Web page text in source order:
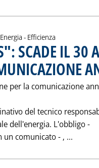
- Efficienza
SCADE IL 30
per la comunicazione
del tecnico
dell'energia. L'obbligo -
comunicato - ‚ ...